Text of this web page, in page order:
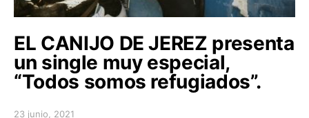
EL CANIJO DE JEREZ presenta
un single muy especial,
“Todos somos refugiados”.
23 junio, 2021